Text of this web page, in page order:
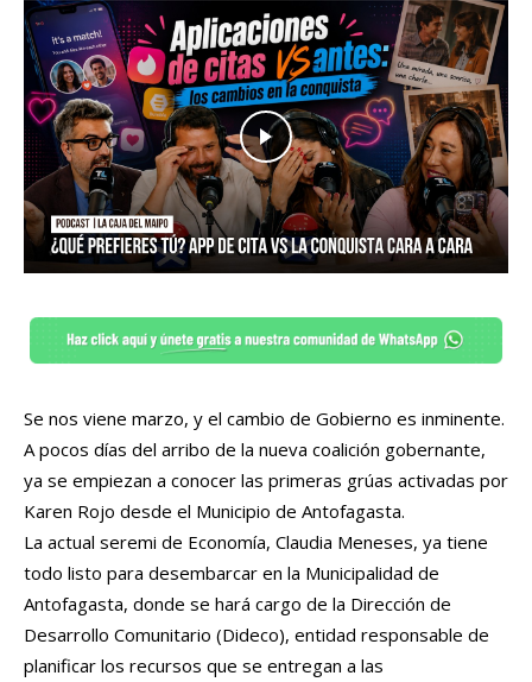
Se nos viene marzo, y el cambio de Gobierno es inminente.
A pocos días del arribo de la nueva coalición gobernante,
ya se empiezan a conocer las primeras grúas activadas por
Karen Rojo desde el Municipio de Antofagasta.
La actual seremi de Economía, Claudia Meneses, ya tiene
todo listo para desembarcar en la Municipalidad de
Antofagasta, donde se hará cargo de la Dirección de
Desarrollo Comunitario (Dideco), entidad responsable de
planificar los recursos que se entregan a las